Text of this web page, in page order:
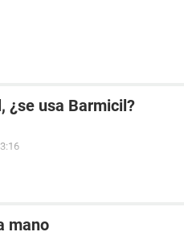
¿se usa Barmicil?
mano